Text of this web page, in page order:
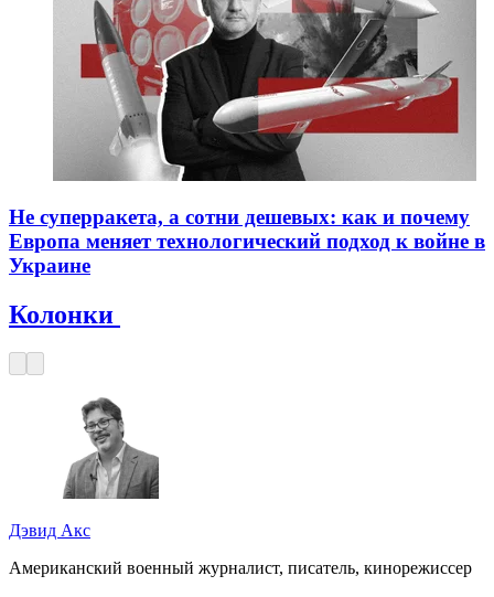
Не суперракета, а сотни дешевых: как и почему
Европа меняет технологический подход к войне в
Украине
Колонки
Дэвид Акс
Американский военный журналист, писатель, кинорежиссер